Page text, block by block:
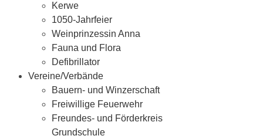
Kerwe
1050-Jahrfeier
Weinprinzessin Anna
Fauna und Flora
Defibrillator
Vereine/Verbände
Bauern- und Winzerschaft
Freiwillige Feuerwehr
Freundes- und Förderkreis
Grundschule